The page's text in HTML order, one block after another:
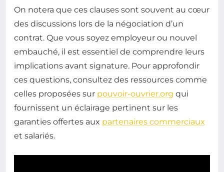
On notera que ces clauses sont souvent au cœur
des discussions lors de la négociation d’un
contrat. Que vous soyez employeur ou nouvel
embauché, il est essentiel de comprendre leurs
implications avant signature. Pour approfondir
ces questions, consultez des ressources comme
celles proposées sur pouvoir-ouvrier.org qui
fournissent un éclairage pertinent sur les
garanties offertes aux partenaires commerciaux
et salariés.